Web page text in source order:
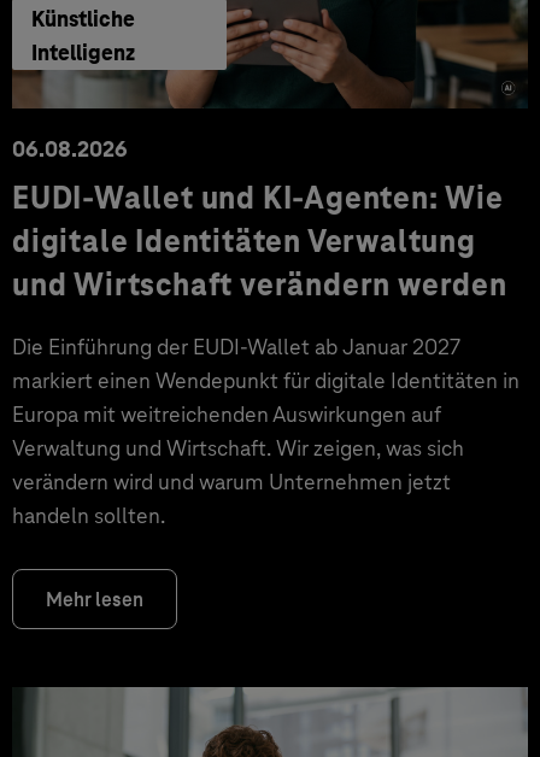
Künstliche
Intelligenz
06.08.2026
EUDI-Wallet und KI-Agenten: Wie
digitale Identitäten Verwaltung
und Wirtschaft verändern werden
Die Einführung der EUDI-Wallet ab Januar 2027
markiert einen Wendepunkt für digitale Identitäten in
Europa mit weitreichenden Auswirkungen auf
Verwaltung und Wirtschaft. Wir zeigen, was sich
verändern wird und warum Unternehmen jetzt
handeln sollten.
Mehr lesen